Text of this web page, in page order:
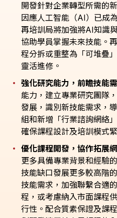
開發針對企業轉型所需的
因應人工智能（AI）已成
再培訓局將加強將AI知識
協助學員掌握未來技能。
程分拆或重整為「可堆疊
靈活進修。
強化研究能力，前瞻技能需
能力，建立專業研究團隊
發展，識別新技能需求，
組和新增「行業諮詢網絡
確保課程設計及培訓模式
優化課程開發，協作拓展網
更多具備專業背景和經驗
技能缺口發展更多較高階
技能需求，加強聯繫合適
程，或考慮納入市面課程
行性。配合質素保證及課